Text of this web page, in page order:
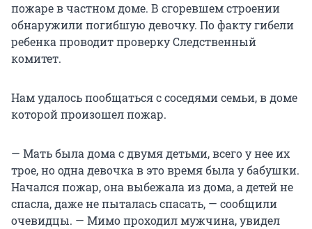
пожаре в частном доме. В сгоревшем строении
обнаружили погибшую девочку. По факту гибели
ребенка проводит проверку Следственный
комитет.
Нам удалось пообщаться с соседями семьи, в доме
которой произошел пожар.
— Мать была дома с двумя детьми, всего у нее их
трое, но одна девочка в это время была у бабушки.
Начался пожар, она выбежала из дома, а детей не
спасла, даже не пыталась спасать, — сообщили
очевидцы. — Мимо проходил мужчина, увидел